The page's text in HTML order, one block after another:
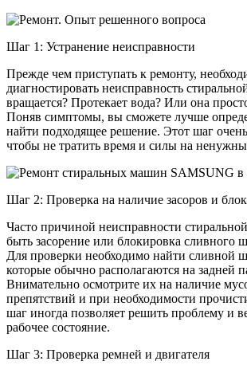
Шаг 1: Устранение неисправности
Прежде чем приступать к ремонту,
диагностировать неисправность
вращается? Протекает вода? Или она
Поняв симптомы, вы сможете лучше
найти подходящее решение. Этот шаг
чтобы не тратить время и силы на
Шаг 2: Проверка на наличие засоров и
Часто причиной неисправности
быть засорение или блокировка сливного
Для проверки необходимо найти сливной
которые обычно располагаются на задней
Внимательно осмотрите их на наличие
препятствий и при необходимости
шаг иногда позволяет решить проблему и
рабочее состояние.
Шаг 3: Проверка ремней и двигателя